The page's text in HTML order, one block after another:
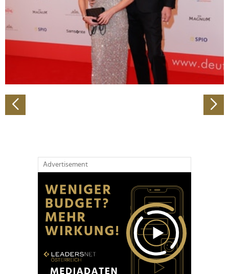
personalisieren, Funktionen für soziale Medien anbieten
zu können und die Zugriffe auf unsere Website zu
analysieren. Außerdem geben wir Informationen zu Ihrer
Verwendung unserer Website an unsere Partner für
soziale Medien, Werbung und Analysen weiter. Unsere
Partner führen diese Informationen möglicherweise mit
weiteren Daten zusammen, die Sie ihnen bereitgestellt
gesammelt haben.
Advertisement